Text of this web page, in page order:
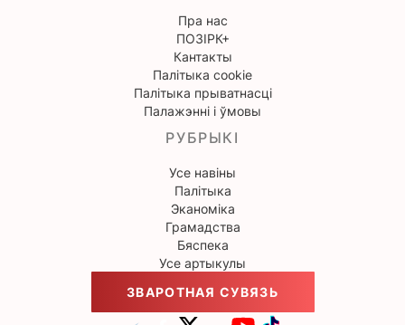
Пра нас
ПОЗІРК+
Кантакты
Палітыка cookie
Палітыка прыватнасці
Палажэнні і ўмовы
РУБРЫКІ
Усе навіны
Палітыка
Эканоміка
Грамадства
Бяспека
Усе артыкулы
ЗВАРОТНАЯ СУВЯЗЬ